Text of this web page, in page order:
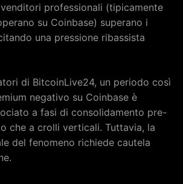
professionali (tipicamente
su Coinbase) superano i
una pressione ribassista
di BitcoinLive24, un periodo così
negativo su Coinbase è
a fasi di consolidamento pre-
che a crolli verticali. Tuttavia, la
del fenomeno richiede cautela